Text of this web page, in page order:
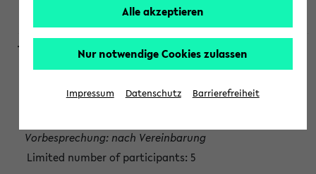
Wendisch, Peters-Wendisch, Stegelmann
Projektmodul "Bakterielle Biotechnologie"
Persönliche Anmeldung beim Veranstalter ist unbedingt
Vorbesprechung: nach Vereinbarung
Limited number of participants: 5
Alle akzeptieren
Nur notwendige Cookies zulassen
Impressum Datenschutz Barrierefreiheit